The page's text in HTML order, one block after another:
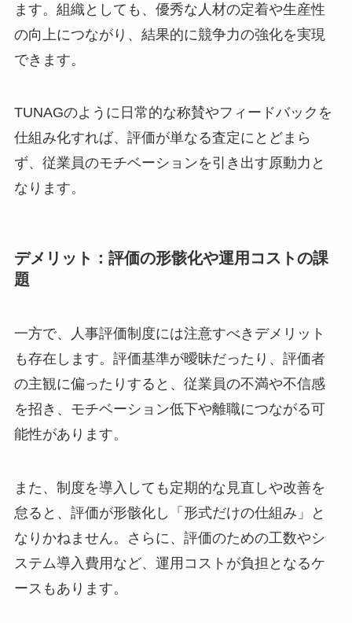
ます。組織としても、優秀な人材の定着や生産性
の向上につながり、結果的に競争力の強化を実現
できます。
TUNAGのように日常的な称賛やフィードバックを
仕組み化すれば、評価が単なる査定にとどまら
ず、従業員のモチベーションを引き出す原動力と
なります。
デメリット：評価の形骸化や運用コストの課
題
一方で、人事評価制度には注意すべきデメリット
も存在します。評価基準が曖昧だったり、評価者
の主観に偏ったりすると、従業員の不満や不信感
を招き、モチベーション低下や離職につながる可
能性があります。
また、制度を導入しても定期的な見直しや改善を
怠ると、評価が形骸化し「形式だけの仕組み」と
なりかねません。さらに、評価のための工数やシ
ステム導入費用など、運用コストが負担となるケ
ースもあります。